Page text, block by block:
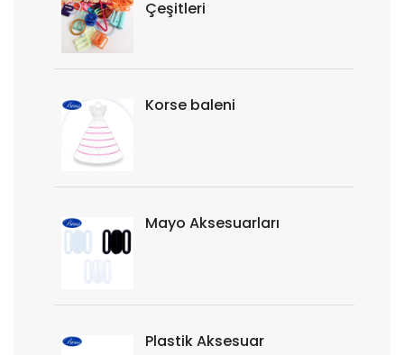
Çeşitleri
Korse baleni
Mayo Aksesuarları
Plastik Aksesuar